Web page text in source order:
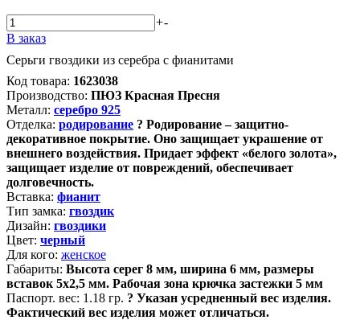
+-
В заказ
Серьги гвоздики из серебра с фианитами
Код товара: 1623038
Производство: ПЮЗ Красная Пресня
Металл: серебро 925
Отделка: родирование ? Родирование – защитно-
декоративное покрытие. Оно защищает украшение от
внешнего воздействия. Придает эффект «белого золота»,
защищает изделие от повреждений, обеспечивает
долговечность.
Вставка: фианит
Тип замка: гвоздик
Дизайн: гвоздики
Цвет: черный
Для кого: женское
Габариты: Высота серег 8 мм, ширина 6 мм, размеры
вставок 5х2,5 мм. Рабочая зона крючка застежки 5 мм
Паспорт. вес: 1.18 гр. ? Указан усредненный вес изделия.
Фактический вес изделия может отличаться.